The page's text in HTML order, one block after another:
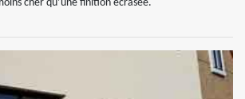
cher qu’une finition écrasée.